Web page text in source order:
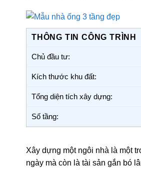
THÔNG TIN CÔNG TRÌNH
Chủ đầu tư:
Kích thước khu đất:
Tổng diện tích xây dựng:
Số tầng:
Xây dựng một ngôi nhà là một
ngày mà còn là tài sản gắn bó